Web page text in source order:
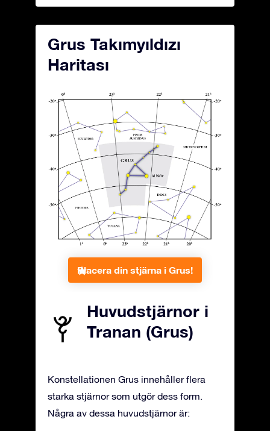
Grus Takımyıldızı
Haritası
Placera din stjärna i Grus!
Huvudstjärnor i
Tranan (Grus)
Konstellationen Grus innehåller flera
starka stjärnor som utgör dess form.
Några av dessa huvudstjärnor är: